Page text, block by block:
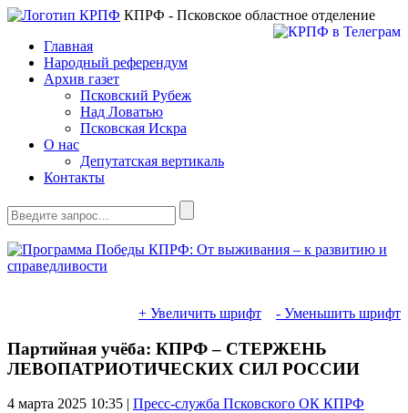
КПРФ - Псковское областное отделение
Главная
Народный референдум
Архив газет
Псковский Рубеж
Над Ловатью
Псковская Искра
О нас
Депутатская вертикаль
Контакты
+ Увеличить шрифт - Уменьшить шрифт
Партийная учёба: КПРФ – СТЕРЖЕНЬ
ЛЕВОПАТРИОТИЧЕСКИХ СИЛ РОССИИ
4 марта 2025 10:35 | Пресс-служба Псковского ОК КПРФ